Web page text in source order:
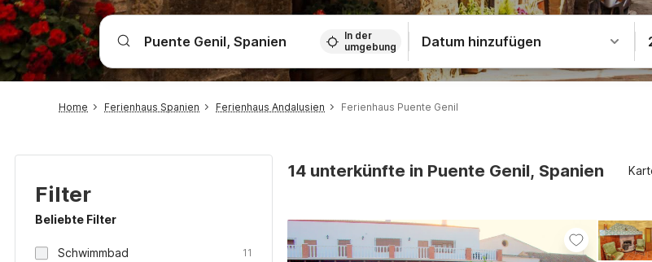
In der
umgebung
Datum hinzufügen
Home Ferienhaus Spanien Ferienhaus Andalusien Ferienhaus Puente Genil
Filter
Beliebte Filter
Schwimmbad 11
14 unterkünfte in Puente Genil, Spanien